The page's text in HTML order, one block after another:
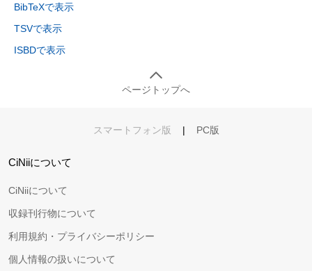
BibTeXで表示
TSVで表示
ISBDで表示
ページトップへ
スマートフォン版 | PC版
CiNiiについて
CiNiiについて
収録刊行物について
利用規約・プライバシーポリシー
個人情報の扱いについて